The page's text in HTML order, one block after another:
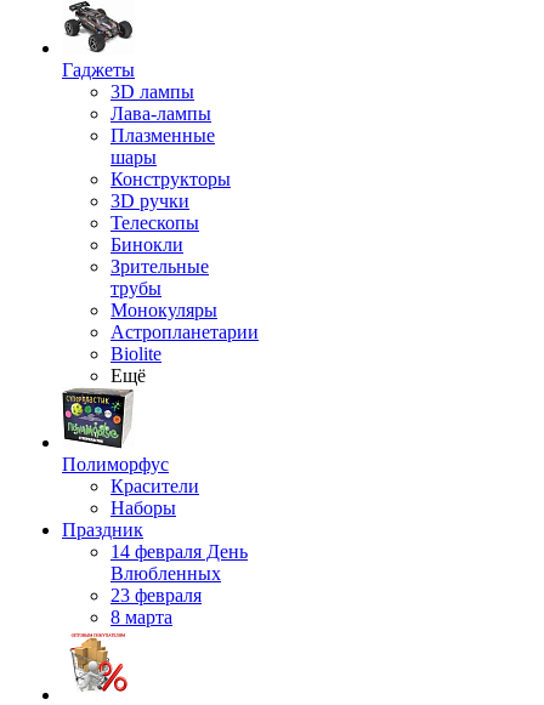
Гаджеты
3D лампы
Лава-лампы
Плазменные
шары
Конструкторы
3D ручки
Телескопы
Бинокли
Зрительные
трубы
Монокуляры
Астропланетарии
Biolite
Ещё
Полиморфус
Красители
Наборы
Праздник
14 февраля День
Влюбленных
23 февраля
8 марта